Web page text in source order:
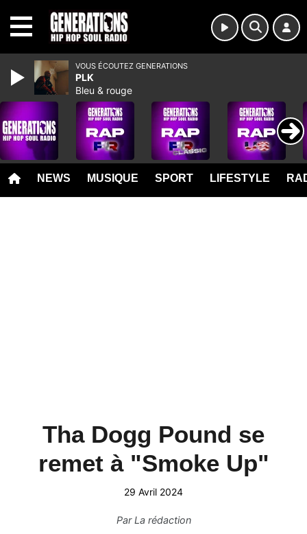
NEWS MUSIQUE SPORT LIFESTYLE
Tha Dogg Pound se
remet à "Smoke Up"
29 Avril 2024
ParLa rédaction
VOUS ÉCOUTEZ GENERATIONS
PLK
Bleu & rouge